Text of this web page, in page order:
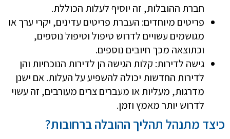
חברת ההובלות, זה יוסיף לעלות הכוללת.
פריטים מיוחדים: העברת פריטים עדינים, יקרי ערך או
מגושמים עשויים לדרוש טיפול וטיפול נוספים,
וכתוצאה מכך חיובים נוספים.
גישה לדירות: קלות הגישה הן לדירות הנוכחיות והן
לדירות החדשות יכולה להשפיע על העלות. אם ישנן
מדרגות, מעליות או מעברים צרים מעורבים, זה עשוי
לדרוש יותר מאמץ וזמן.
כיצד מתנהל תהליך ההובלה ברחובות?